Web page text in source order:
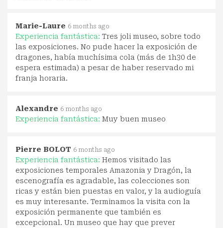
Marie-Laure 6 months ago
Experiencia fantástica: Tres joli museo, sobre todo
las exposiciones. No pude hacer la exposición de
dragones, había muchísima cola (más de 1h30 de
espera estimada) a pesar de haber reservado mi
franja horaria.
Alexandre 6 months ago
Experiencia fantástica: Muy buen museo
Pierre BOLOT 6 months ago
Experiencia fantástica: Hemos visitado las
exposiciones temporales Amazonia y Dragón, la
escenografía es agradable, las colecciones son
ricas y están bien puestas en valor, y la audioguía
es muy interesante. Terminamos la visita con la
exposición permanente que también es
excepcional. Un museo que hay que prever